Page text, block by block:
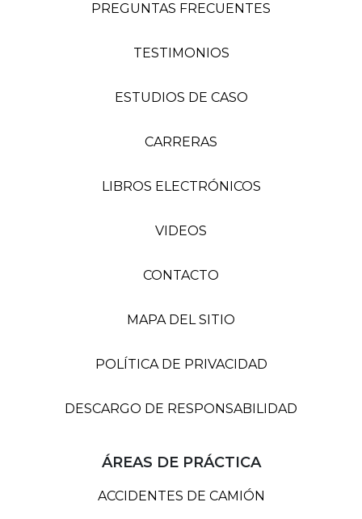
PREGUNTAS FRECUENTES
TESTIMONIOS
ESTUDIOS DE CASO
CARRERAS
LIBROS ELECTRÓNICOS
VIDEOS
CONTACTO
MAPA DEL SITIO
POLÍTICA DE PRIVACIDAD
DESCARGO DE RESPONSABILIDAD
ÁREAS DE PRÁCTICA
ACCIDENTES DE CAMIÓN